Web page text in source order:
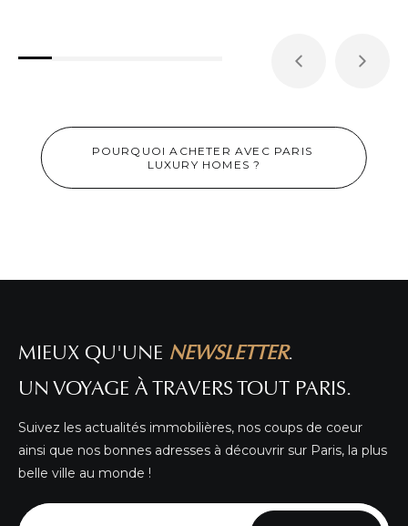
POURQUOI ACHETER AVEC PARIS
LUXURY HOMES ?
MIEUX QU'UNE NEWSLETTER.
UN VOYAGE À TRAVERS TOUT PARIS.
Suivez les actualités immobilières, nos coups de coeur
ainsi que nos bonnes adresses à découvrir sur Paris, la plus
belle ville au monde !